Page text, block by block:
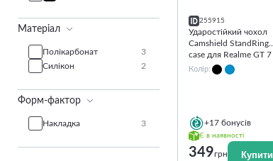
Матеріал
Полікарбонат
3
Силікон
2
Форм-фактор
Накладка 3
255915
Ударостійкий чохол
Camshield StandRing
case для Realme GT 7
Колір:
+17 бонусів
Є в наявності
349грн Купити